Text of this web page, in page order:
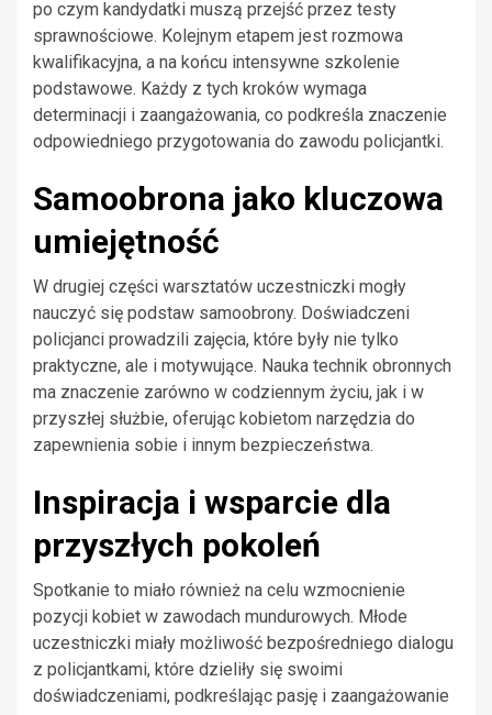
po czym kandydatki muszą przejść przez testy
sprawnościowe. Kolejnym etapem jest rozmowa
kwalifikacyjna, a na końcu intensywne szkolenie
podstawowe. Każdy z tych kroków wymaga
determinacji i zaangażowania, co podkreśla znaczenie
odpowiedniego przygotowania do zawodu policjantki.
Samoobrona jako kluczowa
umiejętność
W drugiej części warsztatów uczestniczki mogły
nauczyć się podstaw samoobrony. Doświadczeni
policjanci prowadzili zajęcia, które były nie tylko
praktyczne, ale i motywujące. Nauka technik obronnych
ma znaczenie zarówno w codziennym życiu, jak i w
przyszłej służbie, oferując kobietom narzędzia do
zapewnienia sobie i innym bezpieczeństwa.
Inspiracja i wsparcie dla
przyszłych pokoleń
Spotkanie to miało również na celu wzmocnienie
pozycji kobiet w zawodach mundurowych. Młode
uczestniczki miały możliwość bezpośredniego dialogu
z policjantkami, które dzieliły się swoimi
doświadczeniami, podkreślając pasję i zaangażowanie